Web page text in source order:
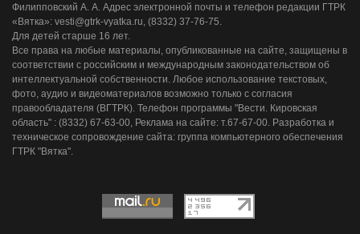
Филипповский А. А. Адрес электронной почты и телефон редакции ГТРК
«Вятка»: vesti@gtrk-vyatka.ru, (8332) 37-76-75.
Для детей старше 16 лет.
Все права на любые материалы, опубликованные на сайте, защищены в
соответствии с российским и международным законодательством об
интеллектуальной собственности. Любое использование текстовых,
фото, аудио и видеоматериалов возможно только с согласия
правообладателя (ВГТРК). Телефон программы "Вести. Кировская
область" : (8332) 67-63-00, Реклама на сайте: т.67-67-00. Разработка и
техническое сопровождение сайта: группа компьютерного обеспечения
ГТРК "Вятка".